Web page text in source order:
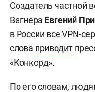
Создатель частной
Вагнера Евгений
в России все VPN-
слова приводит
«Конкорд».
По его словам,